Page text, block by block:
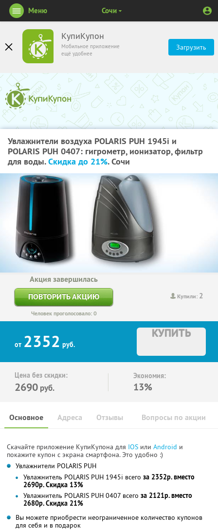
КупиКупон
Мобильное приложение
ещё удобнее
Загрузить
Меню Сочи
Увлажнители воздуха POLARIS PUH 1945i и
POLARIS PUH 0407: гигрометр, ионизатор, фильтр
для воды.Скидка до 21%. Сочи
Купили: 2
Акция завершилась
ПОВТОРИТЬ АКЦИЮ
Человек проголосовало: 0
от 2352 руб.
КУПИТЬ
Цена без скидки:
2690 руб.
Экономия:
13%
Основное Отзывы Вопросы по акции
Адреса
Скачайте приложение КупиКупона для IOS или Android и
покажите купон с экрана смартфона. Это удобно :)
Увлажнители POLARIS PUH
Увлажнитель POLARIS PUH 1945i всего за 2352р. вместо
2690р. Скидка 13%
Увлажнитель POLARIS PUH 0407 всего за 2121р. вместо
2680р. Скидка 21%
Вы можете приобрести неограниченное количество купонов
для себя и в подарок